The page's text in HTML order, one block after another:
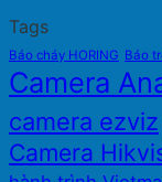
Tags
Báo cháy HORING Báo
Camera
camera ezviz
Camera